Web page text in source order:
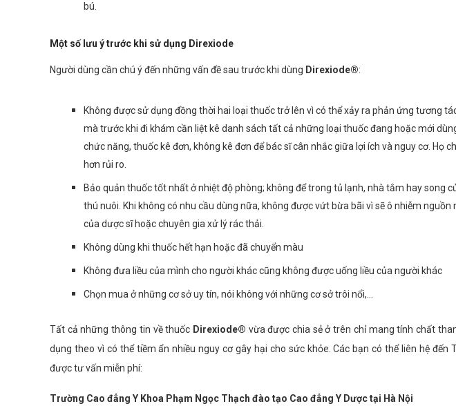
bú.
Một số lưu ý trước khi sử dụng Direxiode
Người dùng cần chú ý đến những vấn đề sau trước khi dùng Direxiode®:
Không được sử dụng đồng thời hai loại thuốc trở lên vì có thể xảy ra phản ứng tương
mà trước khi đi khám cần liệt kê danh sách tất cả những loại thuốc đang hoặc mới
chức năng, thuốc kê đơn, không kê đơn để bác sĩ cân nhắc giữa lợi ích và nguy cơ. Họ
hơn rủi ro.
Bảo quản thuốc tốt nhất ở nhiệt độ phòng; không để trong tủ lạnh, nhà tắm hay song
thú nuôi. Khi không có nhu cầu dùng nữa, không được vứt bừa bãi vì sẽ ô nhiễm
của dược sĩ hoặc chuyên gia xử lý rác thải.
Không dùng khi thuốc hết hạn hoặc đã chuyển màu
Không đưa liều của mình cho người khác cũng không được uống liều của người khác
Chọn mua ở những cơ sở uy tín, nói không với những cơ sở trôi nổi,…
Tất cả những thông tin về thuốc Direxiode® vừa được chia sẻ ở trên chỉ mang tính chất
dụng theo vì có thể tiềm ẩn nhiều nguy cơ gây hại cho sức khỏe. Các bạn có thể liên hệ đến
được tư vấn miễn phí:
Trường Cao đẳng Y Khoa Phạm Ngọc Thạch đào tạo Cao đẳng Y Dược tại Hà Nội